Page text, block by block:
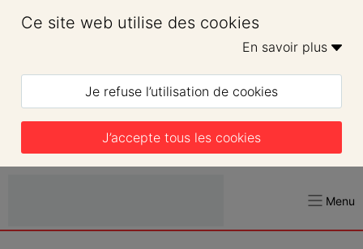
Ce site web utilise des cookies
En savoir plus
Je refuse l’utilisation de cookies
J’accepte tous les cookies
Menu